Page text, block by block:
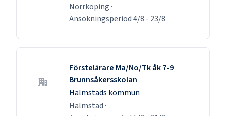
Norrköping ·
Ansökningsperiod4/8 - 23/8
Förstelärare Ma/No/Tk åk 7-9
Brunnsåkersskolan
Halmstads kommun
Halmstad ·